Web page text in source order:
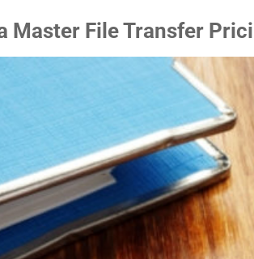
Master File Transfer